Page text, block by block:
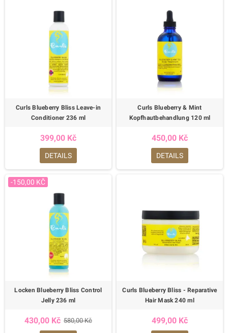
Curls Blueberry Bliss Leave-in
Conditioner 236 ml
399,00 Kč
DETAILS
Curls Blueberry & Mint
Kopfhautbehandlung 120 ml
450,00 Kč
DETAILS
-150,00 KČ
Locken Blueberry Bliss Control
Jelly 236 ml
430,00 Kč 580,00 Kč
Curls Blueberry Bliss - Reparative
Hair Mask 240 ml
499,00 Kč